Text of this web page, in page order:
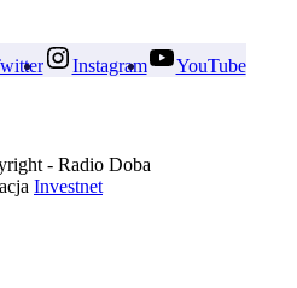
Instagram YouTube
- Radio Doba
Investnet